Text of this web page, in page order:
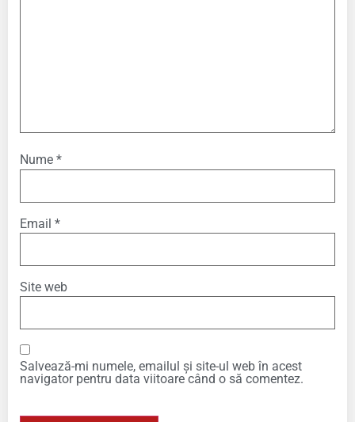
Nume *
Email *
Site web
Salvează-mi numele, emailul și site-ul web în acest
navigator pentru data viitoare când o să comentez.